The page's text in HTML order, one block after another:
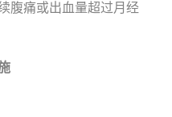
痛或出血量超过月经